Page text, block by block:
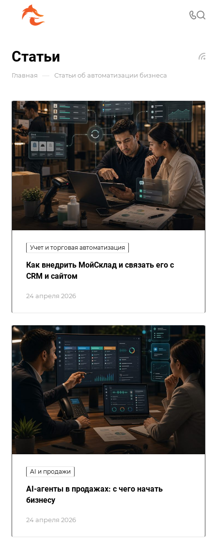
Статьи
Главная — Статьи об автоматизации бизнеса
Учет и торговая автоматизация
24 апреля 2026
Как внедрить МойСклад и связать его с
CRM и сайтом
AI и продажи
24 апреля 2026
AI-агенты в продажах: с чего начать
бизнесу